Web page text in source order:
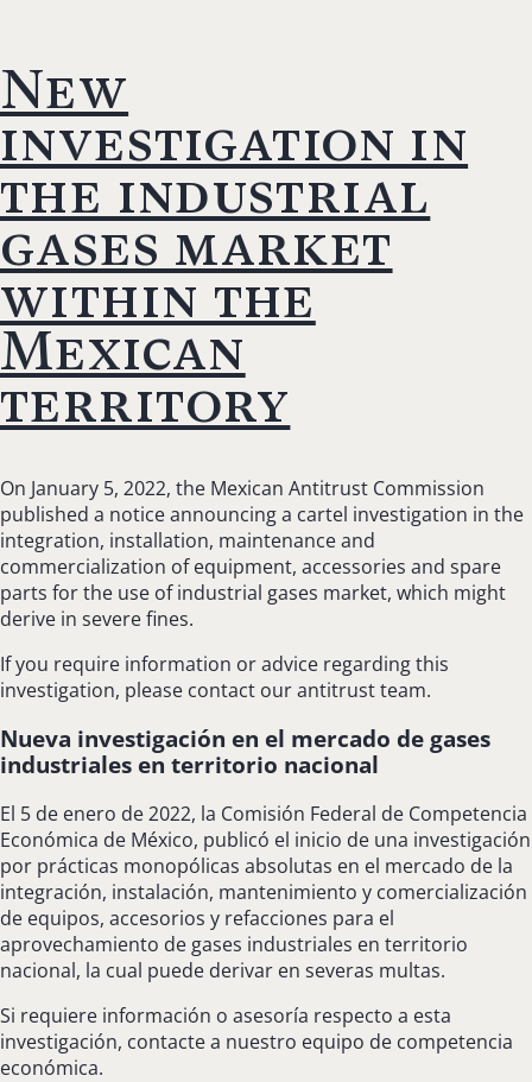
New
investigation in
the industrial
gases market
within the
Mexican
territory
On January 5, 2022, the Mexican Antitrust Commission
published a notice announcing a cartel investigation in the
integration, installation, maintenance and
commercialization of equipment, accessories and spare
parts for the use of industrial gases market, which might
derive in severe fines.
If you require information or advice regarding this
investigation, please contact our antitrust team.
Nueva investigación en el mercado de gases
industriales en territorio nacional
El 5 de enero de 2022, la Comisión Federal de Competencia
Económica de México, publicó el inicio de una investigación
por prácticas monopólicas absolutas en el mercado de la
integración, instalación, mantenimiento y comercialización
de equipos, accesorios y refacciones para el
aprovechamiento de gases industriales en territorio
nacional, la cual puede derivar en severas multas.
Si requiere información o asesoría respecto a esta
investigación, contacte a nuestro equipo de competencia
económica.